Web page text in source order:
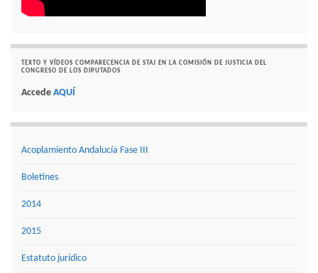
TEXTO Y VÍDEOS COMPARECENCIA DE STAJ EN LA COMISIÓN DE JUSTICIA DEL
CONGRESO DE LOS DIPUTADOS
Accede AQUÍ
Acoplamiento Andalucía Fase III
Boletines
2014
2015
Estatuto jurídico